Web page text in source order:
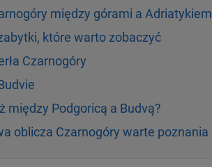
między górami a Adriatykiem
które warto zobaczyć
Czarnogóry
między Podgoricą a Budvą?
oblicza Czarnogóry warte poznania